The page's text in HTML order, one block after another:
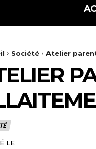
Société Atelier
LE